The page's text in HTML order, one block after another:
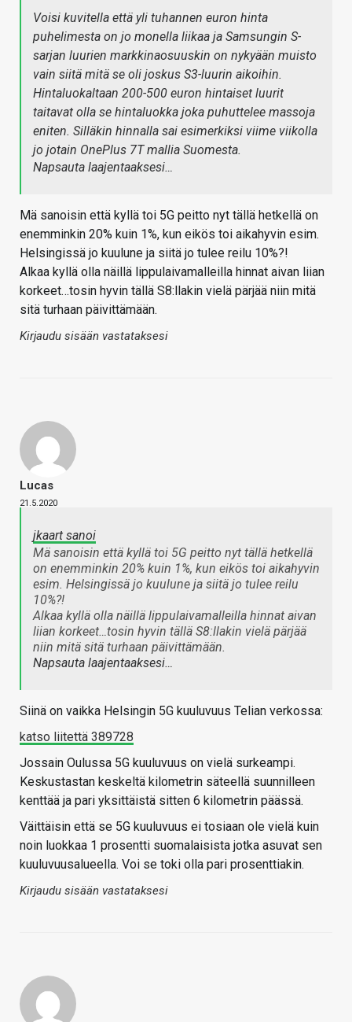
Voisi kuvitella että yli tuhannen euron hinta
puhelimesta on jo monella liikaa ja Samsungin S-
sarjan luurien markkinaosuuskin on nykyään muisto
vain siitä mitä se oli joskus S3-luurin aikoihin.
Hintaluokaltaan 200-500 euron hintaiset luurit
taitavat olla se hintaluokka joka puhuttelee massoja
eniten. Silläkin hinnalla sai esimerkiksi viime viikolla
jo jotain OnePlus 7T mallia Suomesta.
Napsauta laajentaaksesi…
Mä sanoisin että kyllä toi 5G peitto nyt tällä hetkellä on
enemminkin 20% kuin 1%, kun eikös toi aikahyvin esim.
Helsingissä jo kuulune ja siitä jo tulee reilu 10%?!
Alkaa kyllä olla näillä lippulaivamalleilla hinnat aivan liian
korkeet…tosin hyvin tällä S8:llakin vielä pärjää niin mitä
sitä turhaan päivittämään.
Kirjaudu sisään vastataksesi
Lucas
21.5.2020
jkaart sanoi
Mä sanoisin että kyllä toi 5G peitto nyt tällä hetkellä
on enemminkin 20% kuin 1%, kun eikös toi aikahyvin
esim. Helsingissä jo kuulune ja siitä jo tulee reilu
10%?!
Alkaa kyllä olla näillä lippulaivamalleilla hinnat aivan
liian korkeet…tosin hyvin tällä S8:llakin vielä pärjää
niin mitä sitä turhaan päivittämään.
Napsauta laajentaaksesi…
Siinä on vaikka Helsingin 5G kuuluvuus Telian verkossa:
katso liitettä 389728
Jossain Oulussa 5G kuuluvuus on vielä surkeampi.
Keskustastan keskeltä kilometrin säteellä suunnilleen
kenttää ja pari yksittäistä sitten 6 kilometrin päässä.
Väittäisin että se 5G kuuluvuus ei tosiaan ole vielä kuin
noin luokkaa 1 prosentti suomalaisista jotka asuvat sen
kuuluvuusalueella. Voi se toki olla pari prosenttiakin.
Kirjaudu sisään vastataksesi